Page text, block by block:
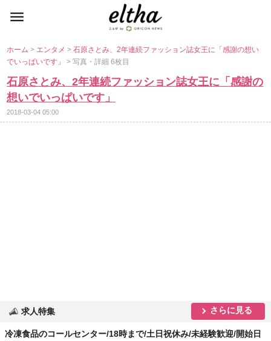
ホーム> エンタメ>石原さとみ、2年連続ファッション誌女王に「感謝の想い
でいっぱいです」> 写真・詳細 6枚目
石原さとみ、2年連続ファッション誌女王に「感謝の
想いでいっぱいです」
2018-03-04 05:00
求人特集 さらに見る
冷凍食品のコールセンター/18時まで/土日祝休み/未経験歓迎/開始日